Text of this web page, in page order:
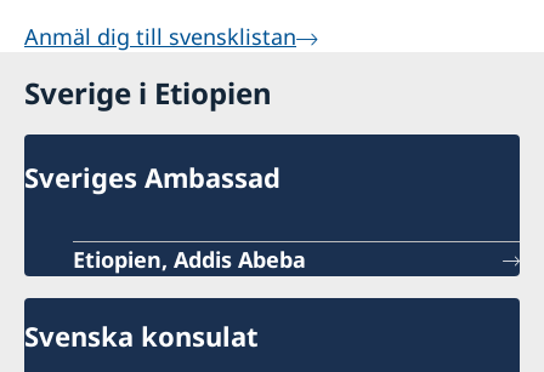
Anmäl dig till svensklistan
Sverige i Etiopien
Sveriges Ambassad
Etiopien, Addis Abeba
Svenska konsulat